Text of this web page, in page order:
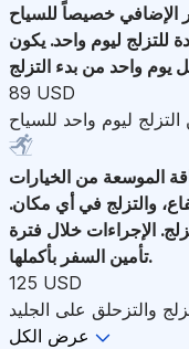
الإضافي خصيصاً للسياح
للتزلج ليوم واحد. يكون
89 USD
ليوم واحد للسياح
الموسعة من الخيارات
والتزلج في أي مكان.
الإجراءات خلال فترة
تأمين السفر بأكملها.
125 USD
والتزحلق على الجليد
عرض الكل